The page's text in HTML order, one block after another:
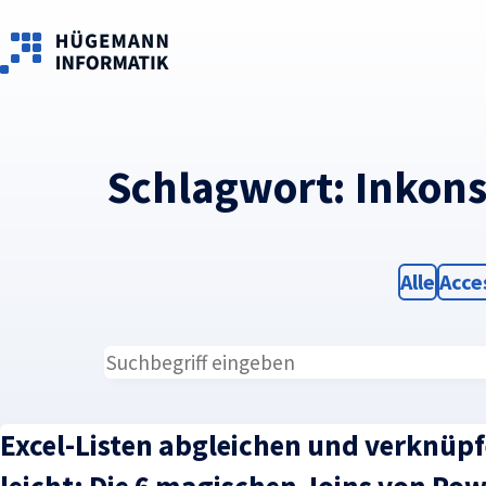
Schlagwort:
Filter
Alle
Excel-Listen abgleichen und